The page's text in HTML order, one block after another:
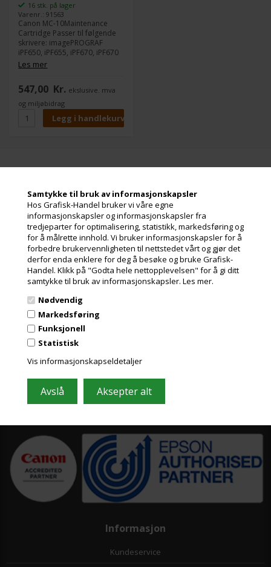
Samtykke til bruk av informasjonskapsler
Hos Grafisk-Handel bruker vi våre egne
informasjonskapsler og informasjonskapsler fra
tredjeparter for optimalisering, statistikk, markedsføring og
for å målrette innhold. Vi bruker informasjonskapsler for å
forbedre brukervennligheten til nettstedet vårt og gjør det
derfor enda enklere for deg å besøke og bruke Grafisk-
Handel. Klikk på "Godta hele nettopplevelsen" for å gi ditt
samtykke til bruk av informasjonskapsler. Les mer.
Nødvendig
Markedsføring
Funksjonell
Statistisk
Vis informasjonskapseldetaljer
16 stk. på lager
Varenr.: 91563
Canon MC-10Maintenance
Cartridge Passer til følgende
skrivere: imagePROGRAF
iPF650, iPF655, iPF670, iPF670
MFP L24, iPF680, iPF750,
iPF755, iPF760, iPF765, iPF770,
L36e, iPF780, iPF785, iPF850
MFP M40
Les mer
547,00 Kr. ekslusive. mva
og miljøbidrag
tilbud
Inneholder ofte store besparelser og nyheter. Meld deg på, det er helt
gratis og enkelt å avmelde seg.
Grafisk-Handel A/S © 2009
Tlf. +45 36 86 80 80
Email: shop@grafisk-handel.no
Informasjon
Kundeservice